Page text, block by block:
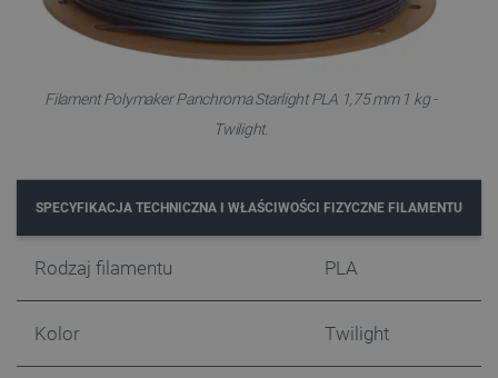
Filament Polymaker Panchroma Starlight PLA 1,75 mm 1 kg -
Twilight.
SPECYFIKACJA TECHNICZNA I WŁAŚCIWOŚCI FIZYCZNE FILAMENTU
Rodzaj filamentu PLA
Kolor Twilight
VISITOR_PRIVACY_METADATA
YouTube
Polityce prywatności Google